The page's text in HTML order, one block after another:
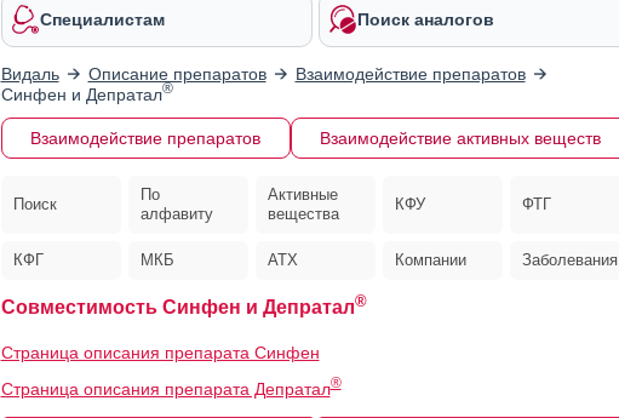
Специалистам Поиск аналогов
Видаль Описание препаратов
Взаимодействие препаратов
Синфен и Депратал®
Взаимодействие препаратов Взаимодействие активных веществ
Поиск
По
алфавиту
Активные
вещества
КФУ ФТГ
КФГ МКБ АТХ Компании Заболевания
Совместимость Синфен и Депратал®
Страница описания препарата Синфен
Страница описания препарата Депратал®